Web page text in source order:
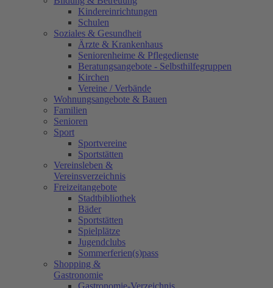
Kindereinrichtungen
Schulen
Soziales & Gesundheit
Ärzte & Krankenhaus
Seniorenheime & Pflegedienste
Beratungsangebote - Selbsthilfegruppen
Kirchen
Vereine / Verbände
Wohnungsangebote & Bauen
Familien
Senioren
Sport
Sportvereine
Sportstätten
Vereinsleben &
Vereinsverzeichnis
Freizeitangebote
Stadtbibliothek
Bäder
Sportstätten
Spielplätze
Jugendclubs
Sommerferien(s)pass
Shopping &
Gastronomie
Gastronomie-Verzeichnis